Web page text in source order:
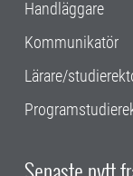
Handläggare
Kommunikatör
Lärare/